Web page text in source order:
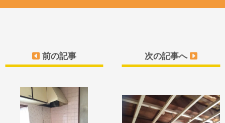
前の記事 次の記事へ